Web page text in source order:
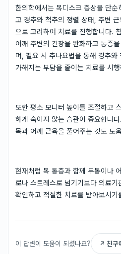
한의학에서는 목디스크 증상을 단
고 경추와 척추의 정렬 상태, 주변
으로 고려하여 치료를 진행합니다.
어깨 주변의 긴장을 완화하고 통증
며, 필요 시 추나요법을 통해 경추와
가해지는 부담을 줄이는 치료를 시
또한 평소 모니터 높이를 조절하고
하게 숙이지 않는 습관이 중요합니
목과 어깨 근육을 풀어주는 것도 도
현재처럼 목 통증과 함께 두통이나
로나 스트레스로 넘기기보다 의료
확인하고 적절한 치료를 받아보시기
이 답변이 도움이 되셨나요? ↗ 친구